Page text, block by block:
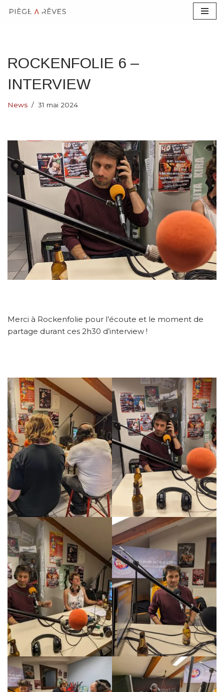
ROCKENFOLIE 6 –
INTERVIEW
News 31 mai 2024
Merci à Rockenfolie pour l’écoute et le moment de
partage durant ces 2h30 d’interview !